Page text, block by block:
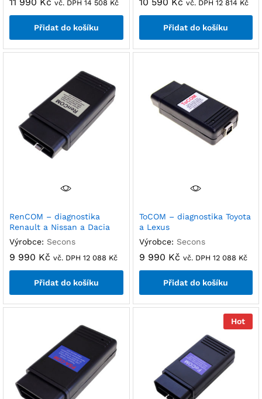
11 990 Kč vč. DPH 14 508 Kč
Přidat do košíku
10 590 Kč vč. DPH 12 814 Kč
Přidat do košíku
RenCOM – diagnostika
Renault a Nissan a Dacia
Výrobce: Secons
9 990 Kč vč. DPH 12 088 Kč
Přidat do košíku
ToCOM – diagnostika Toyota
a Lexus
Výrobce: Secons
9 990 Kč vč. DPH 12 088 Kč
Přidat do košíku
Hot